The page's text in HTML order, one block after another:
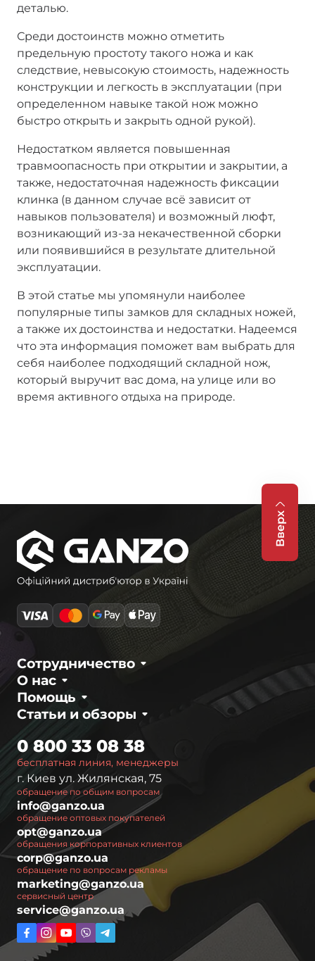
деталью.
Среди достоинств можно отметить
предельную простоту такого ножа и как
следствие, невысокую стоимость, надежность
конструкции и легкость в эксплуатации (при
определенном навыке такой нож можно
быстро открыть и закрыть одной рукой).
Недостатком является повышенная
травмоопасность при открытии и закрытии, а
также, недостаточная надежность фиксации
клинка (в данном случае всё зависит от
навыков пользователя) и возможный люфт,
возникающий из-за некачественной сборки
или появившийся в результате длительной
эксплуатации.
В этой статье мы упомянули наиболее
популярные типы замков для складных ножей,
а также их достоинства и недостатки. Надеемся
что эта информация поможет вам выбрать для
себя наиболее подходящий складной нож,
который выручит вас дома, на улице или во
время активного отдыха на природе.
Вверх
О нас
Сотрудничество
Статьи и обзоры
Помощь
бесплатная линия, менеджеры
0 800 33 08 38
г. Киев ул. Жилянская, 75
обращение по общим вопросам
info@ganzo.ua
обращение оптовых покупателей
opt@ganzo.ua
обращения корпоративных клиентов
corp@ganzo.ua
обращение по вопросам рекламы
marketing@ganzo.ua
сервисный центр
service@ganzo.ua